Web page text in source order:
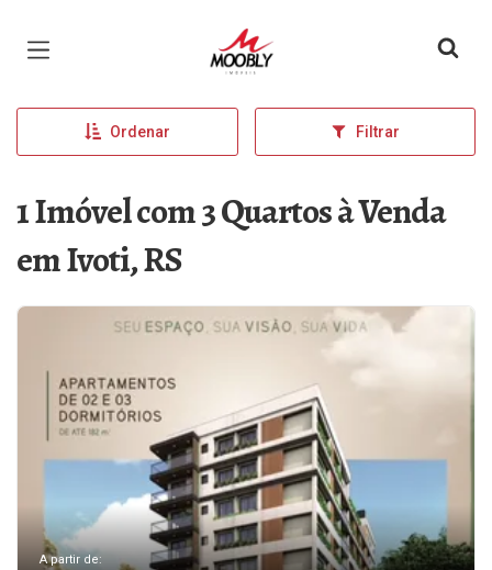
Página inicial
Ordenar Filtrar
1 Imóvel com 3 Quartos à Venda
em Ivoti, RS
A partir de: